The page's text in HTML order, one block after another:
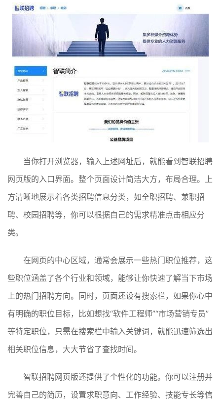
当你打开浏览器，输入上述网址后，就能看到智联招聘
网页版的入口界面。整个页面设计简洁大方，布局合理。上
方清晰地展示着各类招聘信息分类，如全职招聘、兼职招
聘、校园招聘等，你可以根据自己的需求精准点击相应分
类。
在网页的中心区域，通常会展示一些热门职位推荐，这
些职位涵盖了各个行业和领域，能够让你快速了解当下市场
上的热门招聘方向。同时，页面还设有搜索栏，如果你心中
有明确的职位目标，比如想找“软件工程师”“市场营销专员”
等特定职位，只需在搜索栏中输入关键词，就能迅速筛选出
相关职位信息，大大节省了查找时间。
智联招聘网页版还提供了个性化的功能。你可以注册并
完善自己的简历，设置求职意向、工作经验、技能专长等信